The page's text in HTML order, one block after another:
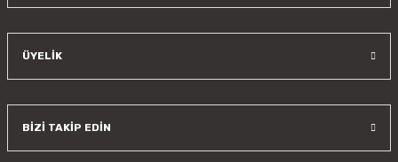
ÜYELİK
BİZİ TAKİP EDİN